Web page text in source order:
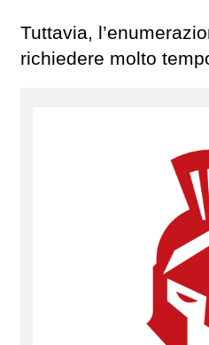
Tuttavia,
richiedere molto